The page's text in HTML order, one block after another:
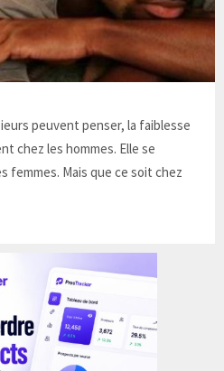
peuvent penser, la faiblesse
chez les hommes. Elle se
femmes. Mais que ce soit chez